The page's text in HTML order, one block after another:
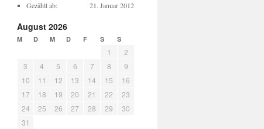
21. Januar 2012
Gezählt ab:
August 2026
M D M D F S S
1
2
3
4 5 6 7 8
9
10
11 12 13 14 15
16
17
18 19 20 21 22
23
24
25 26 27 28 29
30
31